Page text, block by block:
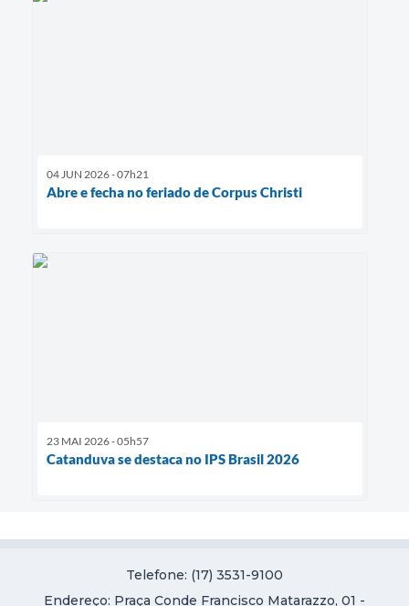
04 JUN 2026 - 07h21
Abre e fecha no feriado de Corpus Christi
23 MAI 2026 - 05h57
Catanduva se destaca no IPS Brasil 2026
Telefone: (17) 3531-9100
Endereço: Praça Conde Francisco Matarazzo, 01 -